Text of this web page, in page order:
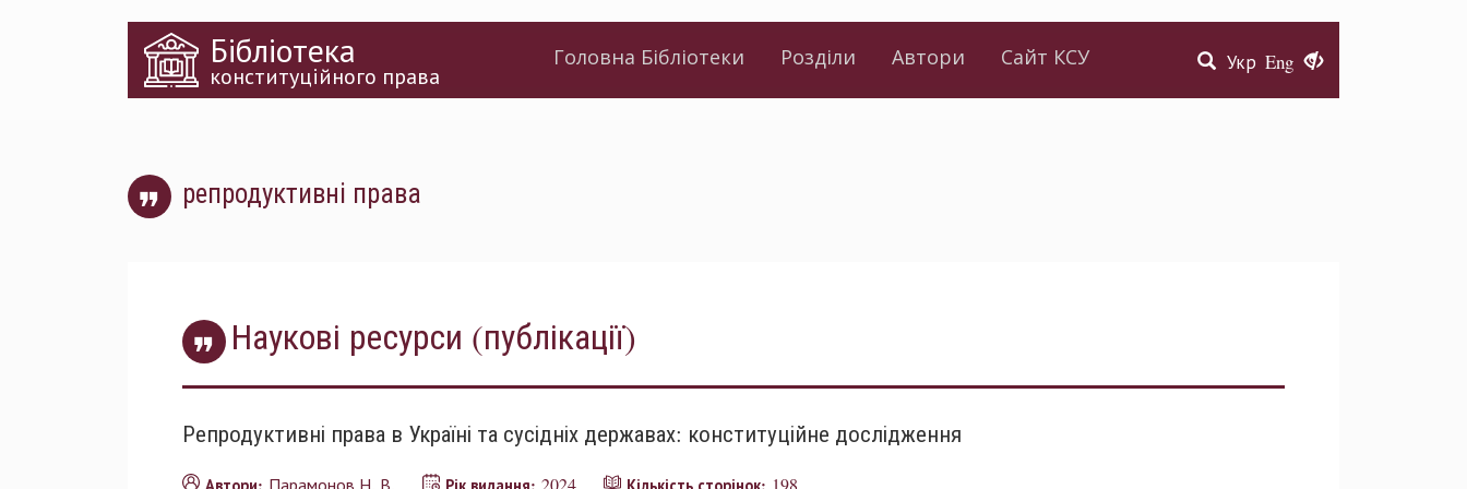
Укр Eng
Бібліотека
конституційного права
Головна Бібліотеки Розділи Автори Сайт КСУ
репродуктивні права
Наукові ресурси (публікації)
Репродуктивні права в Україні та сусідніх державах: конституційне дослідження
Парамонов Н. В. 2024
198